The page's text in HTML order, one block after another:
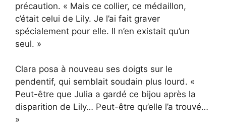
précaution. « Mais ce collier, ce médaillon,
c’était celui de Lily. Je l’ai fait graver
spécialement pour elle. Il n’en existait qu’un
seul. »
Clara posa à nouveau ses doigts sur le
pendentif, qui semblait soudain plus lourd. «
Peut-être que Julia a gardé ce bijou après la
disparition de Lily… Peut-être qu’elle l’a trouvé…
»